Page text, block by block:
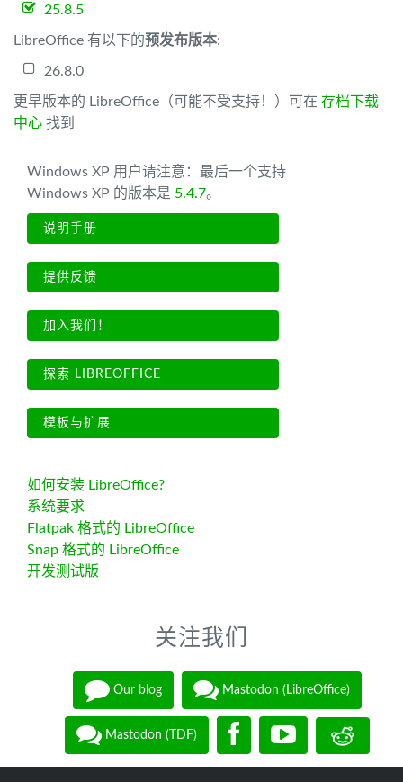
25.8.5
LibreOffice 有以下的预发布版本:
26.8.0
更早版本的 LibreOffice（可能不受支持！）可在 存档下载
中心 找到
Windows XP 用户请注意：最后一个支持
Windows XP 的版本是 5.4.7。
说明手册
提供反馈
加入我们！
探索 LIBREOFFICE
模板与扩展
如何安装 LibreOffice?
系统要求
Flatpak 格式的 LibreOffice
Snap 格式的 LibreOffice
开发测试版
关注我们
Our blog Mastodon (LibreOffice)
Mastodon (TDF)